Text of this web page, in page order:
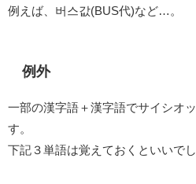
例えば、버스값(BUS代)など…。
例外
一部の漢字語＋漢字語でサイシオ
す。
下記３単語は覚えておくといいでし